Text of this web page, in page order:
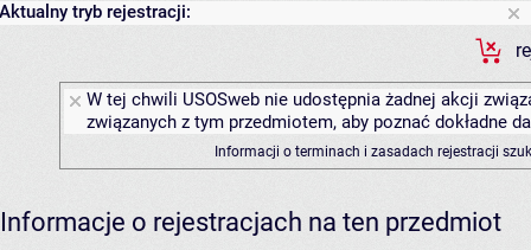
Aktualny tryb rejestracji:
W tej chwili USOSweb nie udostępnia żadnej akcji
związanych z tym przedmiotem, aby poznać dokładne
Informacji o terminach i zasadach rejestracji
Informacje o rejestracjach na ten przedmiot